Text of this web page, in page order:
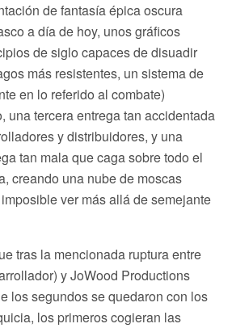
de fantasía épica oscura
a día de hoy, unos gráficos
de siglo capaces de disuadir
más resistentes, un sistema de
en lo referido al combate)
una tercera entrega tan accidentada
y distribuidores, y una
tan mala que caga sobre todo el
creando una nube de moscas
ver más allá de semejante
tras la mencionada ruptura entre
y JoWood Productions
los segundos se quedaron con los
los primeros cogieran las